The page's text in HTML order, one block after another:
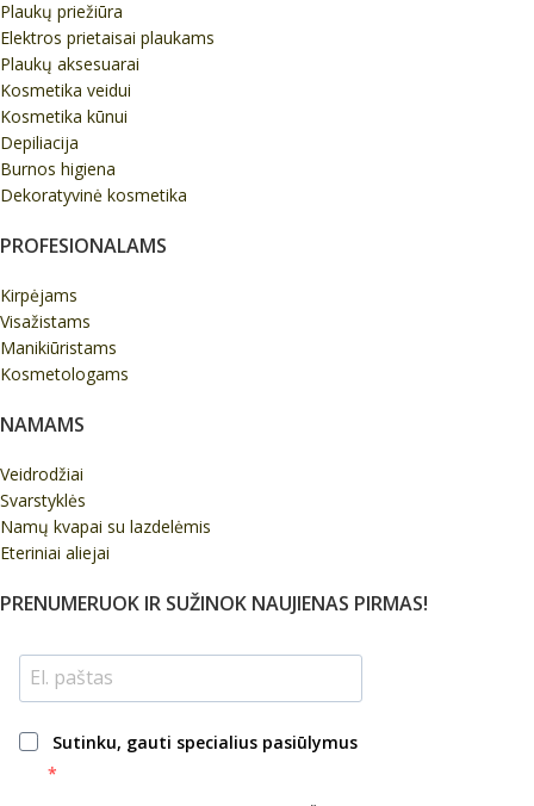
Plaukų priežiūra
Elektros prietaisai plaukams
Plaukų aksesuarai
Kosmetika veidui
Kosmetika kūnui
Depiliacija
Burnos higiena
Dekoratyvinė kosmetika
PROFESIONALAMS
Kirpėjams
Visažistams
Manikiūristams
Kosmetologams
NAMAMS
Veidrodžiai
Svarstyklės
Namų kvapai su lazdelėmis
Eteriniai aliejai
PRENUMERUOK IR SUŽINOK NAUJIENAS PIRMAS!
Sutinku, gauti specialius pasiūlymus